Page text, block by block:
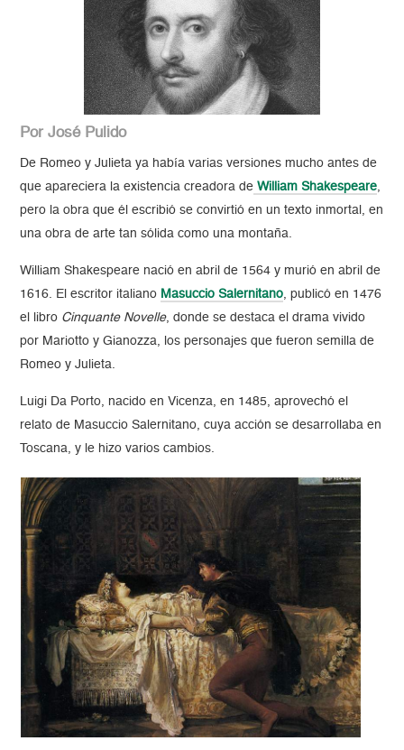
Por José Pulido
De Romeo y Julieta ya había varias versiones mucho antes de
que apareciera la existencia creadora de William Shakespeare,
pero la obra que él escribió se convirtió en un texto inmortal, en
una obra de arte tan sólida como una montaña.
William Shakespeare nació en abril de 1564 y murió en abril de
1616. El escritor italiano Masuccio Salernitano, publicó en 1476
el libro Cinquante Novelle, donde se destaca el drama vivido
por Mariotto y Gianozza, los personajes que fueron semilla de
Romeo y Julieta.
Luigi Da Porto, nacido en Vicenza, en 1485, aprovechó el
relato de Masuccio Salernitano, cuya acción se desarrollaba en
Toscana, y le hizo varios cambios.